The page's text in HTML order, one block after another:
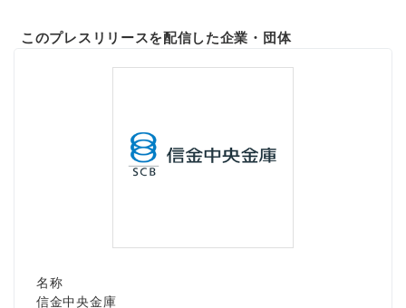
このプレスリリースを配信した企業・団体
名称
信金中央金庫